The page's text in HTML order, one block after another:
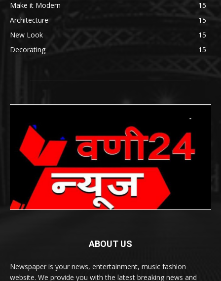
Make it Modern
15
Architecture
15
New Look
15
Decorating
15
ABOUT US
Newspaper is your news, entertainment, music fashion
website. We provide you with the latest breaking news and